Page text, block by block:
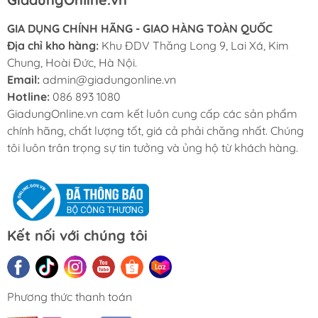
GIA DỤNG CHÍNH HÃNG - GIAO HÀNG TOÀN QUỐC
Địa chỉ kho hàng: Khu ĐDV Thăng Long 9, Lai Xá, Kim
Chung, Hoài Đức, Hà Nội.
Email: admin@giadungonline.vn
Hotline: 086 893 1080
GiadungOnline.vn cam kết luôn cung cấp các sản phẩm
chính hãng, chất lượng tốt, giá cả phải chăng nhất. Chúng
tôi luôn trân trọng sự tin tưởng và ủng hộ từ khách hàng.
Kết nối với chúng tôi
Phương thức thanh toán